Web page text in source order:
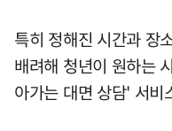
특히 정해진 시간과 장
배려해 청년이 원하는
아가는 대면 상담' 서비